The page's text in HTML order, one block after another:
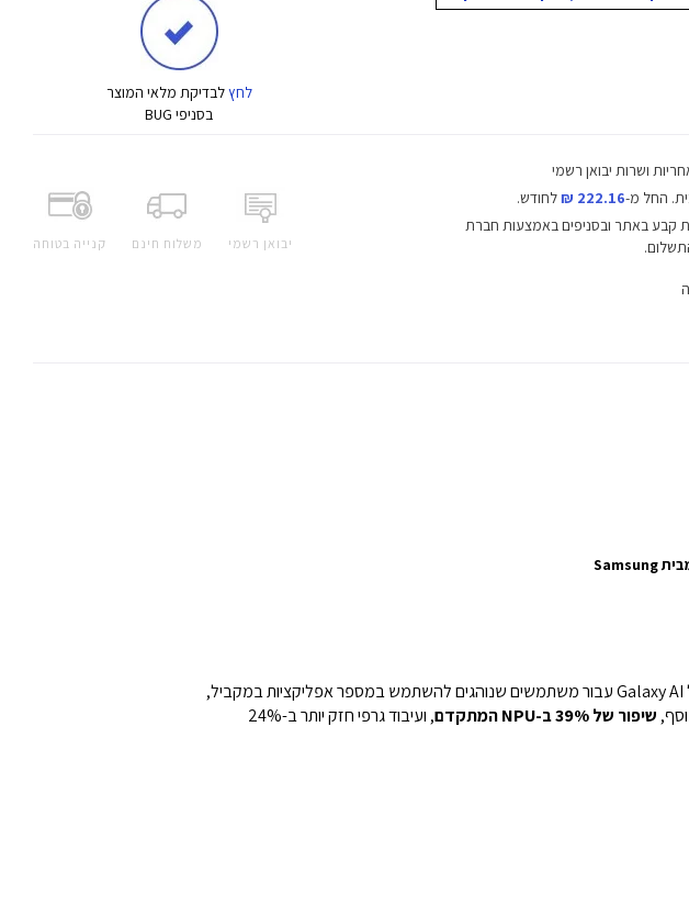
לחץלבדיקת מלאי המוצר
בסניפי BUG
יבואן רשמי משלוח חינם קנייה בטוחה
ושרות יבואן רשמי
החל מ-222.16 ₪
לחודש.
קבע באתר ובסניפים באמצעות חברת
הכירו את המעבד החדש והחזק ביותר אי פעם ב-Galaxy. הוא נועד לממש את מלוא הפוטנציאל של Galaxy AI עבור משתמשים שנוהגים להשתמש במספר אפליקציות במקביל,
שיפור של 39% ב-NPU המתקדם
, ועיבוד גרפי חזק יותר ב-24%